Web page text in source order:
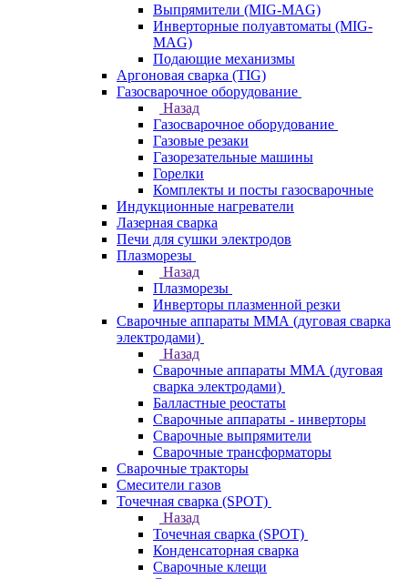
Выпрямители (MIG-MAG)
Инверторные полуавтоматы (MIG-
MAG)
Подающие механизмы
Аргоновая сварка (TIG)
Газосварочное оборудование
Назад
Газосварочное оборудование
Газовые резаки
Газорезательные машины
Горелки
Комплекты и посты газосварочные
Индукционные нагреватели
Лазерная сварка
Печи для сушки электродов
Плазморезы
Назад
Плазморезы
Инверторы плазменной резки
Сварочные аппараты ММА (дуговая сварка
электродами)
Назад
Сварочные аппараты ММА (дуговая
сварка электродами)
Балластные реостаты
Сварочные аппараты - инверторы
Сварочные выпрямители
Сварочные трансформаторы
Сварочные тракторы
Смесители газов
Точечная сварка (SPOT)
Назад
Точечная сварка (SPOT)
Конденсаторная сварка
Сварочные клещи